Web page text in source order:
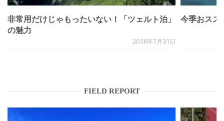
非常用だけじゃもったいない！「ツェルト泊」
の魅力
2026年7月31日
今季おスス
FIELD REPORT